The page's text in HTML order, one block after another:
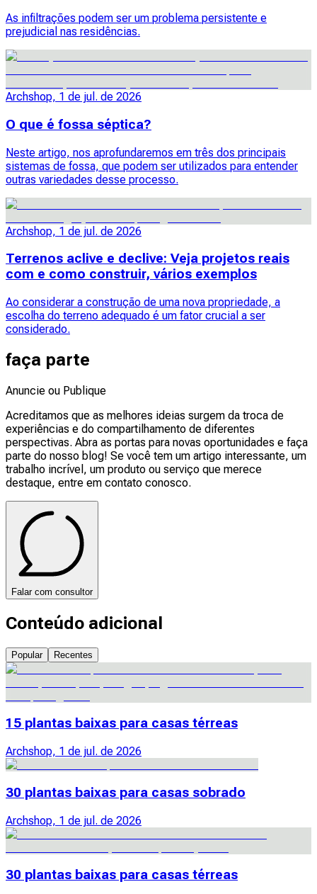
As infiltrações podem ser um problema persistente e
prejudicial nas residências.
Archshop, 1 de jul. de 2026
O que é fossa séptica?
Neste artigo, nos aprofundaremos em três dos principais
sistemas de fossa, que podem ser utilizados para entender
outras variedades desse processo.
Archshop, 1 de jul. de 2026
Terrenos aclive e declive: Veja projetos reais
com e como construir, vários exemplos
Ao considerar a construção de uma nova propriedade, a
escolha do terreno adequado é um fator crucial a ser
considerado.
faça parte
Anuncie ou Publique
Acreditamos que as melhores ideias surgem da troca de
experiências e do compartilhamento de diferentes
perspectivas. Abra as portas para novas oportunidades e faça
parte do nosso blog! Se você tem um artigo interessante, um
trabalho incrível, um produto ou serviço que merece
destaque, entre em contato conosco.
Falar com consultor
Conteúdo adicional
Popular Recentes
15 plantas baixas para casas térreas
Archshop, 1 de jul. de 2026
30 plantas baixas para casas sobrado
Archshop, 1 de jul. de 2026
30 plantas baixas para casas térreas